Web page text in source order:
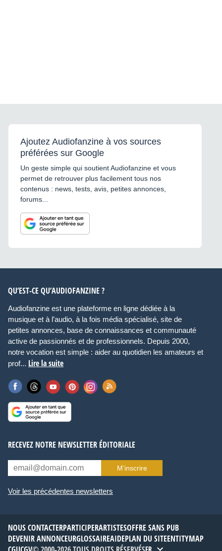
Ajoutez Audiofanzine à vos sources
préférées sur Google
Un geste simple qui soutient Audiofanzine et vous
permet de retrouver plus facilement tous nos
contenus : news, tests, avis, petites annonces,
forums...
QU’EST-CE QU’AUDIOFANZINE ?
Audiofanzine est une plateforme en ligne dédiée à la
musique et à l’audio, à la fois média spécialisé, site de
petites annonces, base de connaissances et communauté
active de passionnés et de professionnels. Depuis 2000,
notre vocation est simple : aider au quotidien les amateurs et
prof... Lire la suite
RECEVEZ NOTRE NEWSLETTER ÉDITORIALE
M’inscrire
Voir les précédentes newsletters
NOUS CONTACTERPARTICIPERARTISTESOFFRE SANS PUB
DEVENIR ANNONCEURGLOSSAIREAIDEPLAN DU SITEENTITYMAP
FR